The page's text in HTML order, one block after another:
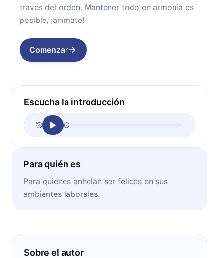
través del orden. Mantener todo en armonía es
posible, ¡anímate!
Comenzar
Escucha la introducción
Para quién es
Para quienes anhelan ser felices en sus
ambientes laborales.
Sobre el autor